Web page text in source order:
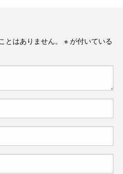
とはありません。 ※ が付いている